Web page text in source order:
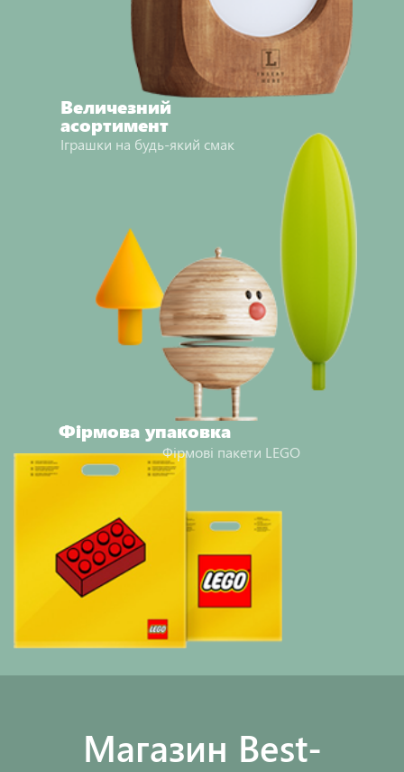
Величезний
асортимент
Іграшки на будь-який смак
Фірмова упаковка
Фірмові пакети LEGO
Maгазин Best-